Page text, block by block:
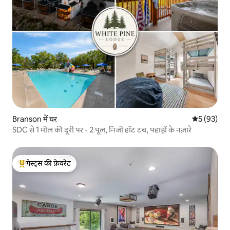
Branson में घर औसत रेटिंग
5 (93)
SDC से 1 मील की दूरी पर - 2 पूल, निजी हॉट टब, पहाड़ों के नज़ारे
गेस्ट्स का टॉप फ़ेवरेट
गेस्ट्स की फ़ेवरेट